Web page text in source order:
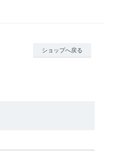
ショップへ戻る